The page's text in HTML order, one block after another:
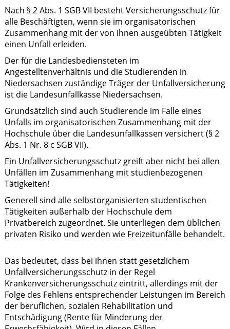
Nach § 2 Abs. 1 SGB VII besteht Versicherungsschutz für
alle Beschäftigten, wenn sie im organisatorischen
Zusammenhang mit der von ihnen ausgeübten Tätigkeit
einen Unfall erleiden.
Der für die Landesbediensteten im
Angestelltenverhältnis und die Studierenden in
Niedersachsen zuständige Träger der Unfallversicherung
ist die Landesunfallkasse Niedersachsen.
Grundsätzlich sind auch Studierende im Falle eines
Unfalls im organisatorischen Zusammenhang mit der
Hochschule über die Landesunfallkassen versichert (§ 2
Abs. 1 Nr. 8 c SGB VII).
Ein Unfallversicherungsschutz greift aber nicht bei allen
Unfällen im Zusammenhang mit studienbezogenen
Tätigkeiten!
Generell sind alle selbstorganisierten studentischen
Tätigkeiten außerhalb der Hochschule dem
Privatbereich zugeordnet. Sie unterliegen dem üblichen
privaten Risiko und werden wie Freizeitunfälle behandelt.
Das bedeutet, dass bei ihnen statt gesetzlichem
Unfallversicherungsschutz in der Regel
Krankenversicherungsschutz eintritt, allerdings mit der
Folge des Fehlens entsprechender Leistungen im Bereich
der beruflichen, sozialen Rehabilitation und
Entschädigung (Rente für Minderung der